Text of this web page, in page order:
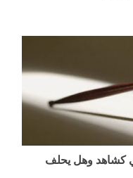
كشاهد وهل يحلف